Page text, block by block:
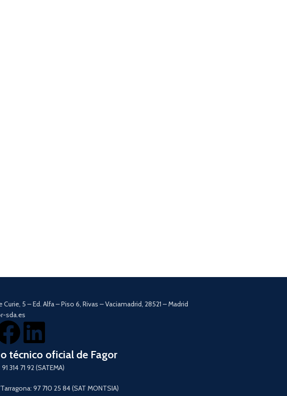
Curie, 5 – Ed. Alfa – Piso 6, Rivas – Vaciamadrid, 28521 – Madrid
sda.es
técnico oficial de Fagor
314 71 92 (SATEMA)
97 710 25 84 (SAT MONTSIA)